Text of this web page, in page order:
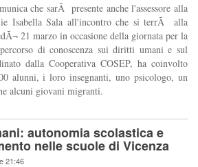
che sarÃ presente anche l'assessore alla
Isabella Sala all'incontro che si terrÃ alla
21 marzo in occasione della giornata per la
di conoscenza sui diritti umani e sul
dalla Cooperativa COSEP, ha coinvolto
alunni, i loro insegnanti, uno psicologo, un
alcuni giovani migranti.
autonomia scolastica e
nelle scuole di Vicenza
21:46